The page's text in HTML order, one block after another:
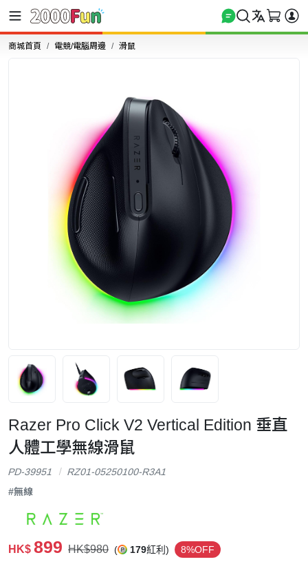
商城首頁 電競/電腦周邊 滑鼠
Razer Pro Click V2 Vertical Edition 垂直
人體工學無線滑鼠
PD-39951
RZ01-05250100-R3A1
#無線
HK$ 899 HK$980 ( 179紅利) 8%OFF